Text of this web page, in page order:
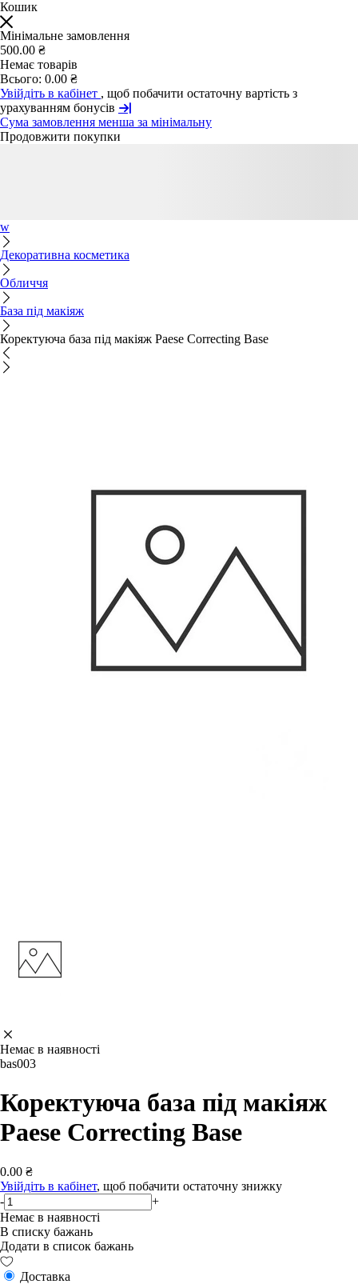
Кошик
Мінімальне замовлення
500.00 ₴
Немає товарів
Всього: 0.00 ₴
Увійдіть в кабінет , щоб побачити остаточну вартість з
урахуванням бонусів
Сума замовлення менша за мінімальну
Продовжити покупки
w
Декоративна косметика
Обличчя
База під макіяж
Коректуюча база під макіяж Paese Correcting Base
Немає в наявності
bas003
Коректуюча база під макіяж
Paese Correcting Base
0.00 ₴
Увійдіть в кабінет, щоб побачити остаточну знижку
-
+
Немає в наявності
В списку бажань
Додати в список бажань
Доставка